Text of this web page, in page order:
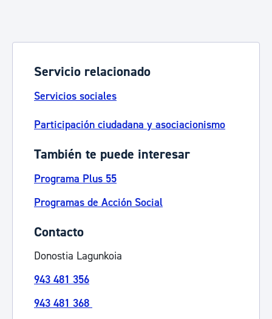
Servicio relacionado
Servicios sociales
Participación ciudadana y asociacionismo
También te puede interesar
Programa Plus 55
Programas de Acción Social
Contacto
Donostia Lagunkoia
943 481 356
943 481 368